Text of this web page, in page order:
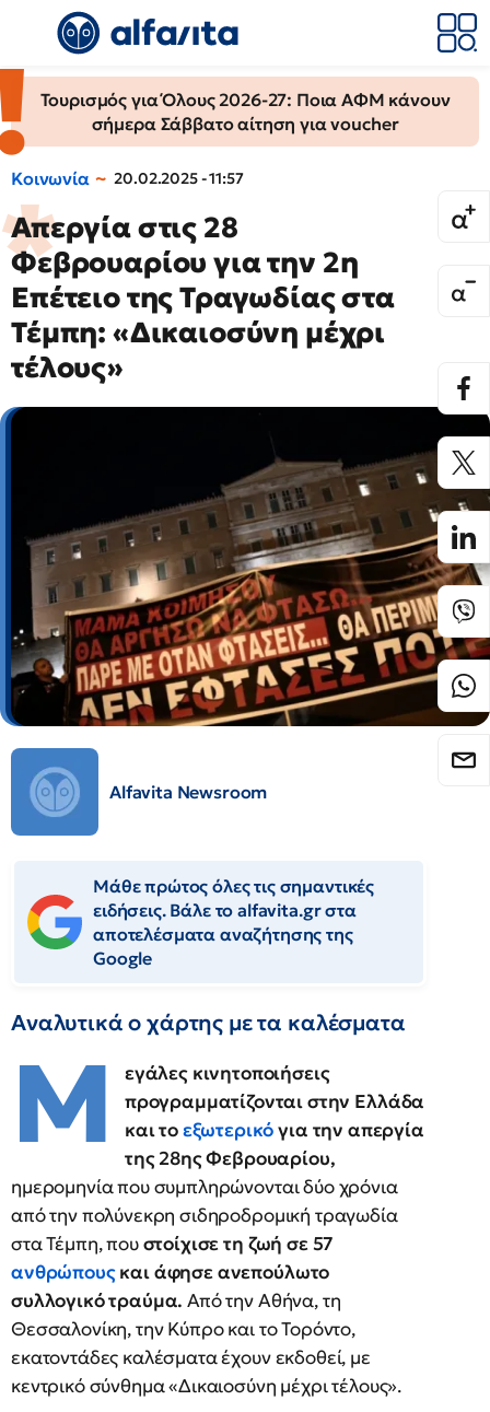
Τουρισμός για Όλους 2026-27: Ποια ΑΦΜ κάνουν
σήμερα Σάββατο αίτηση για voucher
Κοινωνία 20.02.2025 - 11:57
Απεργία στις 28
Φεβρουαρίου για την 2η
Επέτειο της Τραγωδίας στα
Τέμπη: «Δικαιοσύνη μέχρι
τέλους»
Alfavita Newsroom
Μάθε πρώτος όλες τις σημαντικές
ειδήσεις. Βάλε το alfavita.gr στα
αποτελέσματα αναζήτησης της
Google
Αναλυτικά ο χάρτης με τα καλέσματα
Μ
εγάλες κινητοποιήσεις
προγραμματίζονται στην Ελλάδα
και τοεξωτερικόγια την απεργία
της 28ης Φεβρουαρίου,
ημερομηνία που συμπληρώνονται δύο χρόνια
από την πολύνεκρη σιδηροδρομική τραγωδία
στα Τέμπη, πουστοίχισε τη ζωή σε 57
ανθρώπουςκαι άφησε ανεπούλωτο
συλλογικό τραύμα.Από την Αθήνα, τη
Θεσσαλονίκη, την Κύπρο και το Τορόντο,
εκατοντάδες καλέσματα έχουν εκδοθεί, με
κεντρικό σύνθημα «Δικαιοσύνη μέχρι τέλους».